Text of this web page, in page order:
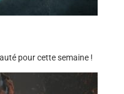
pour cette semaine !